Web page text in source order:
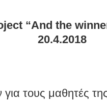
“And the
20.4.2018
τους μαθητές